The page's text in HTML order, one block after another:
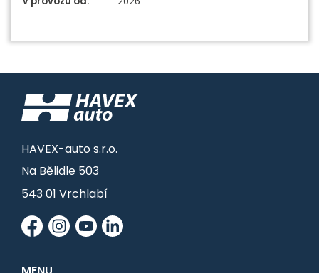
HAVEX-auto s.r.o.
Na Bělidle 503
543 01 Vrchlabí